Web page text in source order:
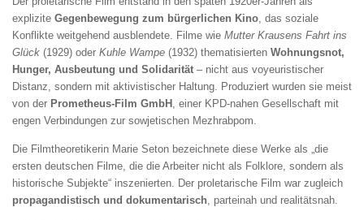
explizite Gegenbewegung zum bürgerlichen Kino, das soziale
Konflikte weitgehend ausblendete. Filme wie Mutter Krausens Fahrt ins
Glück (1929) oder Kuhle Wampe (1932) thematisierten Wohnungsnot,
Hunger, Ausbeutung und Solidarität – nicht aus voyeuristischer
Distanz, sondern mit aktivistischer Haltung. Produziert wurden sie meist
von der Prometheus-Film GmbH , einer KPD-nahen Gesellschaft mit
engen Verbindungen zur sowjetischen Mezhrabpom.
Die Filmtheoretikerin Marie Seton bezeichnete diese Werke als „die
ersten deutschen Filme, die die Arbeiter nicht als Folklore, sondern als
historische Subjekte“ inszenierten. Der proletarische Film war zugleich
propagandistisch und dokumentarisch , parteinah und realitätsnah.